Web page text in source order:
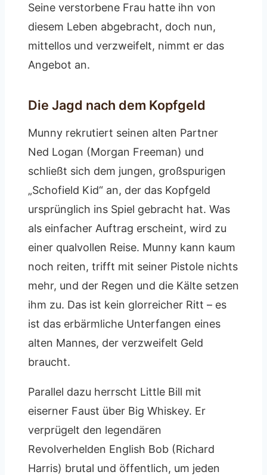
Seine verstorbene Frau hatte ihn von
diesem Leben abgebracht, doch nun,
mittellos und verzweifelt, nimmt er das
Angebot an.
Die Jagd nach dem Kopfgeld
Munny rekrutiert seinen alten Partner
Ned Logan (Morgan Freeman) und
schließt sich dem jungen, großspurigen
„Schofield Kid“ an, der das Kopfgeld
ursprünglich ins Spiel gebracht hat. Was
als einfacher Auftrag erscheint, wird zu
einer qualvollen Reise. Munny kann kaum
noch reiten, trifft mit seiner Pistole nichts
mehr, und der Regen und die Kälte setzen
ihm zu. Das ist kein glorreicher Ritt – es
ist das erbärmliche Unterfangen eines
alten Mannes, der verzweifelt Geld
braucht.
Parallel dazu herrscht Little Bill mit
eiserner Faust über Big Whiskey. Er
verprügelt den legendären
Revolverhelden English Bob (Richard
Harris) brutal und öffentlich, um jeden